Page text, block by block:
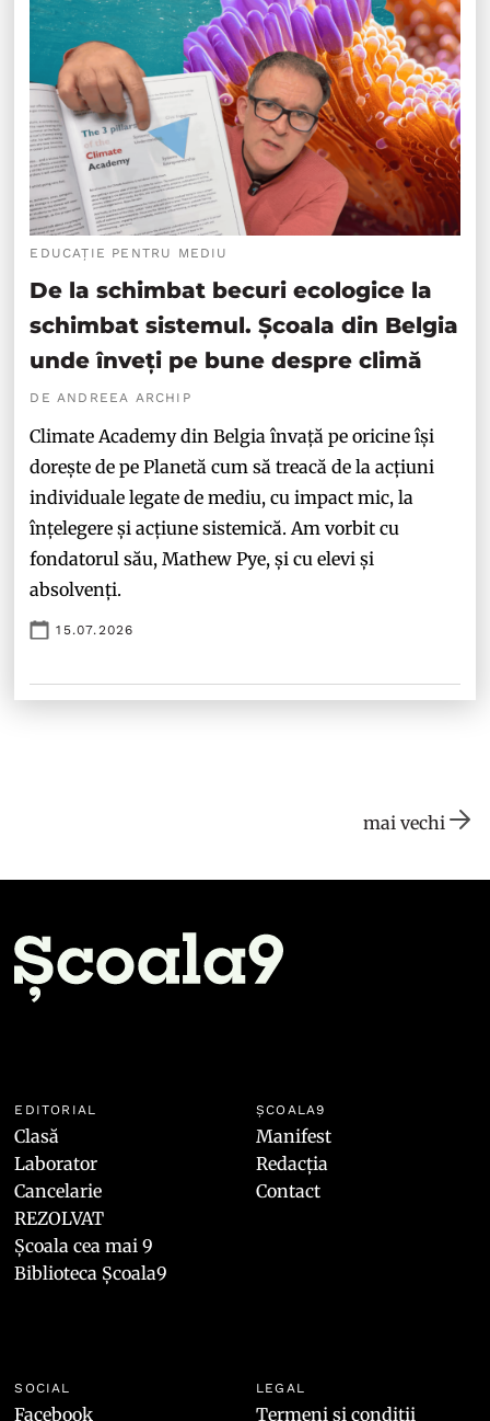
EDUCAȚIE PENTRU MEDIU
De la schimbat becuri ecologice la
schimbat sistemul. Școala din Belgia
unde înveți pe bune despre climă
DE ANDREEA ARCHIP
Climate Academy din Belgia învață pe oricine își
dorește de pe Planetă cum să treacă de la acțiuni
individuale legate de mediu, cu impact mic, la
înțelegere și acțiune sistemică. Am vorbit cu
fondatorul său, Mathew Pye, și cu elevi și
absolvenți.
15.07.2026
mai vechi
EDITORIAL
Clasă
Laborator
Cancelarie
REZOLVAT
Școala cea mai 9
Biblioteca Școala9
ȘCOALA9
Manifest
Redacția
Contact
SOCIAL
Facebook
LEGAL
Termeni și condiții